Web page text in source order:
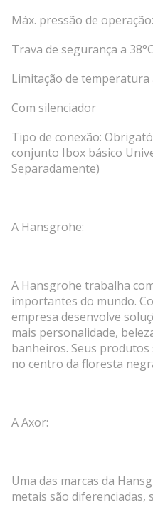
Máx. pressão de
Trava de segurança a 38°C
Limitação de temperatura
Com silenciador
Tipo de conexão:
conjunto Ibox básico
Separadamente)
A Hansgrohe:
A Hansgrohe trabalha
importantes do mundo.
empresa desenvolve
mais personalidade,
banheiros. Seus
no centro da floresta
A Axor:
Uma das marcas da
metais são diferenciadas,